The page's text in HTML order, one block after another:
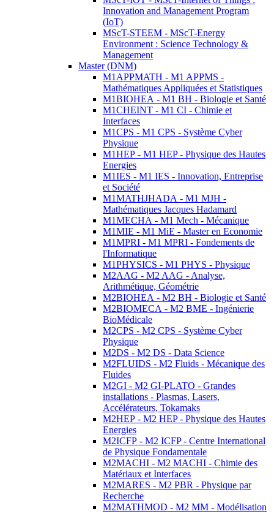
Innovation and Management Program
(IoT)
MScT-STEEM - MScT-Energy
Environment : Science Technology &
Management
Master (DNM)
M1APPMATH - M1 APPMS -
Mathématiques Appliquées et Statistiques
M1BIOHEA - M1 BH - Biologie et Santé
M1CHEINT - M1 CI - Chimie et
Interfaces
M1CPS - M1 CPS - Système Cyber
Physique
M1HEP - M1 HEP - Physique des Hautes
Energies
M1IES - M1 IES - Innovation, Entreprise
et Société
M1MATHJHADA - M1 MJH -
Mathématiques Jacques Hadamard
M1MECHA - M1 Mech - Mécanique
M1MIE - M1 MiE - Master en Economie
M1MPRI - M1 MPRI - Fondements de
l'Informatique
M1PHYSICS - M1 PHYS - Physique
M2AAG - M2 AAG - Analyse,
Arithmétique, Géométrie
M2BIOHEA - M2 BH - Biologie et Santé
M2BIOMECA - M2 BME - Ingénierie
BioMédicale
M2CPS - M2 CPS - Système Cyber
Physique
M2DS - M2 DS - Data Science
M2FLUIDS - M2 Fluids - Mécanique des
Fluides
M2GI - M2 GI-PLATO - Grandes
installations - Plasmas, Lasers,
Accélérateurs, Tokamaks
M2HEP - M2 HEP - Physique des Hautes
Energies
M2ICFP - M2 ICFP - Centre International
de Physique Fondamentale
M2MACHI - M2 MACHI - Chimie des
Matériaux et Interfaces
M2MARES - M2 PBR - Physique par
Recherche
M2MATHMOD - M2 MM - Modélisation